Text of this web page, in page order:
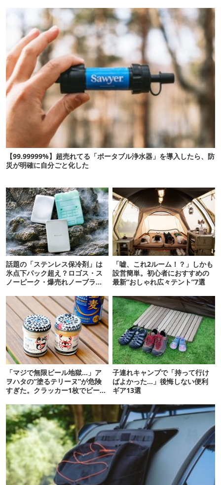
【99.99999%】超売れてる「ポータブル浄水器」を導入したら、防
災が明確に自分ごと化した
話題の「ステンレス保冷剤」は
氷点下パック超え？ロゴス・ス
ノーピーク・爆売れノーブラン
「嘘、これ2ルーム！？」しかも
設営簡単。初心者におすすめの
最新“おしゃれ広々テント”7選
「マジで無限ビール地獄…」ア
ヲハタの“塗るテリーヌ”が危険
すぎた。クラッカー1枚でビール
子連れキャンプで「持って行け
ばよかった…」後悔しない便利
ギア13選